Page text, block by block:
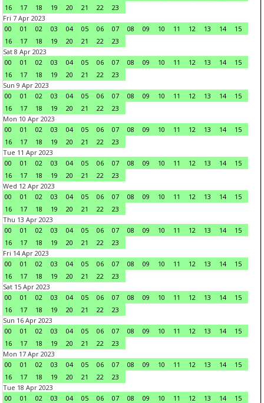
16
17 18 19 20 21 22
23
Fri 7 Apr 2023
00
01 02 03 04 05 06 07 08 09 10 11 12 13 14
15
16
17 18 19 20 21 22
23
Sat 8 Apr 2023
00
01 02 03 04 05 06 07 08 09 10 11 12 13 14
15
16
17 18 19 20 21 22
23
Sun 9 Apr 2023
00
01 02 03 04 05 06 07 08 09 10 11 12 13 14
15
16
17 18 19 20 21 22
23
Mon 10 Apr 2023
00
01 02 03 04 05 06 07 08 09 10 11 12 13 14
15
16
17 18 19 20 21 22
23
Tue 11 Apr 2023
00
01 02 03 04 05 06 07 08 09 10 11 12 13 14
15
16
17 18 19 20 21 22
23
Wed 12 Apr 2023
00
01 02 03 04 05 06 07 08 09 10 11 12 13 14
15
16
17 18 19 20 21 22
23
Thu 13 Apr 2023
00
01 02 03 04 05 06 07 08 09 10 11 12 13 14
15
16
17 18 19 20 21 22
23
Fri 14 Apr 2023
00
01 02 03 04 05 06 07 08 09 10 11 12 13 14
15
16
17 18 19 20 21 22
23
Sat 15 Apr 2023
00
01 02 03 04 05 06 07 08 09 10 11 12 13 14
15
16
17 18 19 20 21 22
23
Sun 16 Apr 2023
00
01 02 03 04 05 06 07 08 09 10 11 12 13 14
15
16
17 18 19 20 21 22
23
Mon 17 Apr 2023
00
01 02 03 04 05 06 07 08 09 10 11 12 13 14
15
16
17 18 19 20 21 22
23
Tue 18 Apr 2023
00
01 02 03 04 05 06 07 08 09 10 11 12 13 14
15